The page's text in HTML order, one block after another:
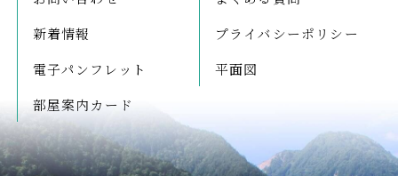
新着情報
プライバシーポリシー
電子パンフレット
平面図
部屋案内カード